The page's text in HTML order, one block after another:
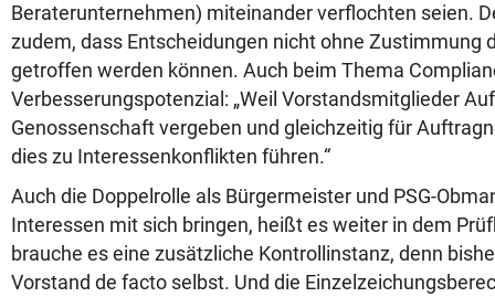
Beraterunternehmen) miteinander verflochten seien.
zudem, dass Entscheidungen nicht ohne Zustimmung
getroffen werden können. Auch beim Thema
Verbesserungspotenzial: „Weil Vorstandsmitglieder
Genossenschaft vergeben und gleichzeitig für
dies zu Interessenkonflikten führen.“
Auch die Doppelrolle als Bürgermeister und PSG-
Interessen mit sich bringen, heißt es weiter in dem
brauche es eine zusätzliche Kontrollinstanz, denn
Vorstand de facto selbst. Und die